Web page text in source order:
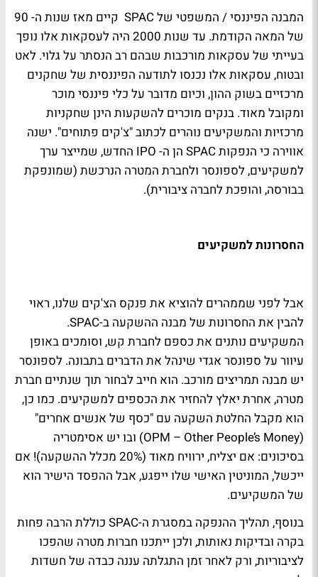
המבנה הפיננסי / המשפטי של SPAC קיים מאז שנות ה- 90
של המאה הקודמת. עד שנות 2000 היה לעסקאות אלו נופך
בעייתי של עסקאות מורכבות שבהם רב הנסתר על גלוי. לאט
ובטוח, עסקאות אלו נכנסו לתודעה הפיננסית של שחקנים
מרכזיים בשוק ההון, וכיום מדובר על כלי פיננסי מוכר
ומקובל מאוד. בנקים מוכרים להשקעות הינן שחקניות
מרכזיות והמשקיעים נוהרים לכתוב "צ'קים פתוחים". ישנה
אווירה כי הנפקות SPAC הן ה- IPO החדש, שמייצר ערך
למשקיעים, לספונסר ולחברת המטרה הנרכשת (שמונפקת
בבורסה, והופכת לחברה ציבורית).
החסרונות למשקיעים
אבל לפני שממהרים להוציא את פנקס הצ'קים שלנו, ראוי
להבין את החסרונות של מבנה ההשקעה ב-SPAC.
המשקיעים נותנים את כספם לחברת קש, וסומכים באופן
עיוור על ספונסר אגדי שינהל את הדברים בתבונה. לספונסר
יש מבנה תמריצים מורכב. הוא חייב לבחור תוך שנתיים חברת
מטרה, אחרת יאלץ להחזיר את הכספים למשקיעים. כמו כן,
הוא מקבל החלטת השקעה עם "כסף של אנשים אחרים"
(OPM – Other People’s Money) ובו יש אסימטריה
בסיכונים: אם יצליח, ירוויח מאוד (20% מכלל ההשקעה)! אם
ייכשל, המוניטין האישי שלו ייפגע, אבל ההפסד הישיר הוא
של המשקיעים.
בנוסף, תהליך ההנפקה במסגרת ה-SPAC כוללת הרבה פחות
בקרה ובדיקות נאותות, ולכן ייתכנו חברות מטרה שהפכו
לציבוריות, ורק לאחר זמן התגלתה עננה כבדה של חשדות